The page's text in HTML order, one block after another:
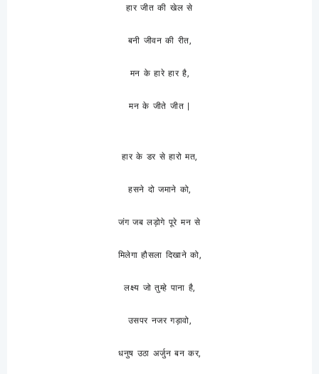
हार जीत की खेल से
बनी जीवन की रीत,
मन के हारे हार है,
मन के जीते जीत |
हार के डर से हारो मत,
हसने दो जमाने को,
जंग जब लड़ोगे पूरे मन से
मिलेगा हौसला दिखाने को,
लक्ष्य जो तुम्हे पाना है,
उसपर नजर गड़ावो,
धनुष उठा अर्जुन बन कर,